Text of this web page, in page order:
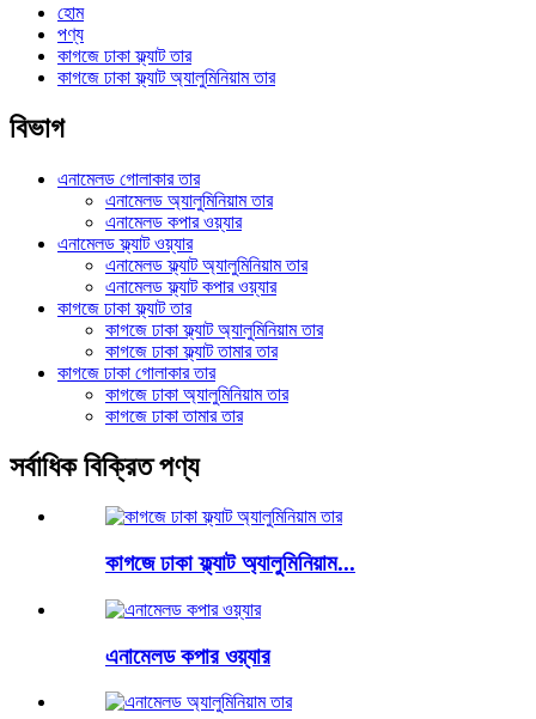
হোম
পণ্য
কাগজে ঢাকা ফ্ল্যাট তার
কাগজে ঢাকা ফ্ল্যাট অ্যালুমিনিয়াম তার
বিভাগ
এনামেলড গোলাকার তার
এনামেলড অ্যালুমিনিয়াম তার
এনামেলড কপার ওয়্যার
এনামেলড ফ্ল্যাট ওয়্যার
এনামেলড ফ্ল্যাট অ্যালুমিনিয়াম তার
এনামেলড ফ্ল্যাট কপার ওয়্যার
কাগজে ঢাকা ফ্ল্যাট তার
কাগজে ঢাকা ফ্ল্যাট অ্যালুমিনিয়াম তার
কাগজে ঢাকা ফ্ল্যাট তামার তার
কাগজে ঢাকা গোলাকার তার
কাগজে ঢাকা অ্যালুমিনিয়াম তার
কাগজে ঢাকা তামার তার
সর্বাধিক বিক্রিত পণ্য
কাগজে ঢাকা ফ্ল্যাট অ্যালুমিনিয়াম...
এনামেলড কপার ওয়্যার